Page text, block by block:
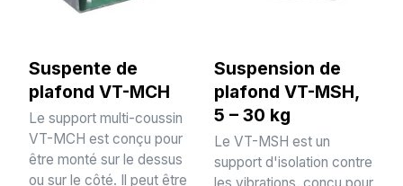
Suspente de
plafond VT-MCH
Le support multi-coussin
VT-MCH est conçu pour
être monté sur le dessus
ou sur le côté. Il peut être
Suspension de
plafond VT-MSH,
5 – 30 kg
Le VT-MSH est un
support d'isolation contre